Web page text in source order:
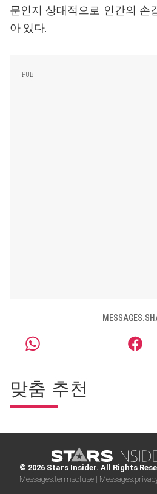
문인지 상대적으로 인간의 손
아 있다.
맞춤 추천
© 2026 Stars Insider. All Rights
Messages.termsofuse |